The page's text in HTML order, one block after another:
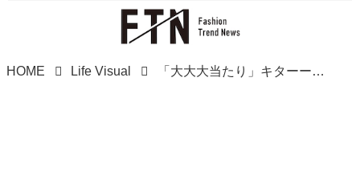
HOME Life Visual 「大大大当たり」キターーッ♡【ミスド】夢のコラボ！ ビジュも華やか「最新ドーナツ」